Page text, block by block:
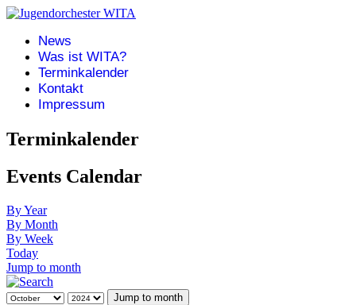
News
Was ist WITA?
Terminkalender
Kontakt
Impressum
Terminkalender
Events Calendar
By Year
By Month
By Week
Today
Jump to month
Jump to month